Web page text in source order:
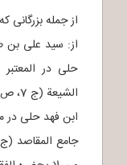
از جمله بزرگانی